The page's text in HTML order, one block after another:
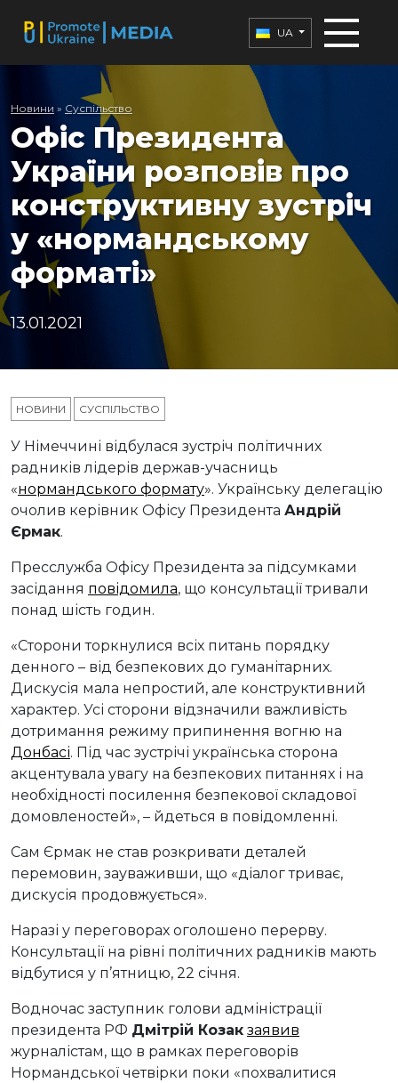
UA
Новини » Суспільство
Офіс Президента
України розповів про
конструктивну зустріч
у «нормандському
форматі»
13.01.2021
НОВИНИ СУСПІЛЬСТВО
У Німеччині відбулася зустріч політичних
радників лідерів держав-учасниць
«нормандського формату». Українську делегацію
очолив керівник Офісу Президента Андрій
Єрмак.
Пресслужба Офісу Президента за підсумками
засідання повідомила, що консультації тривали
понад шість годин.
«Сторони торкнулися всіх питань порядку
денного – від безпекових до гуманітарних.
Дискусія мала непростий, але конструктивний
характер. Усі сторони відзначили важливість
дотримання режиму припинення вогню на
Донбасі. Під час зустрічі українська сторона
акцентувала увагу на безпекових питаннях і на
необхідності посилення безпекової складової
домовленостей», – йдеться в повідомленні.
Сам Єрмак не став розкривати деталей
перемовин, зауваживши, що «діалог триває,
дискусія продовжується».
Наразі у переговорах оголошено перерву.
Консультації на рівні політичних радників мають
відбутися у п’ятницю, 22 січня.
Водночас заступник голови адміністрації
президента РФ Дмітрій Козак заявив
журналістам, що в рамках переговорів
Нормандської четвірки поки «похвалитися